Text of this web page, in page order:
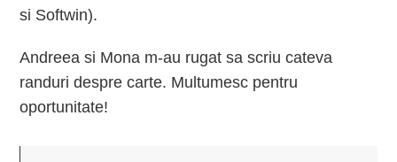
si Softwin).
Andreea si Mona m-au rugat sa scriu cateva
randuri despre carte. Multumesc pentru
oportunitate!